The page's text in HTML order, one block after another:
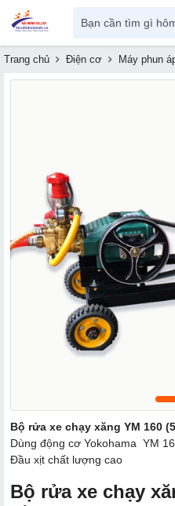
Trang chủ Điện cơ Máy phun
Bộ rửa xe chạy xăng YM 160
Dùng động cơ Yokohama YM
Đầu xịt chất lượng cao
Bộ rửa xe chạy